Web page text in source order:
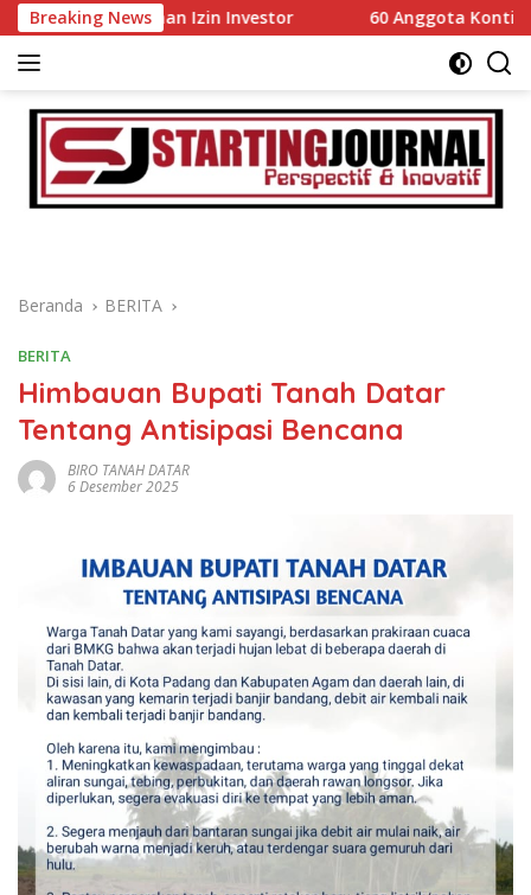
Langsung
ke
konten
Breaking News
Izin Investor 60 Anggota Kontingen Kwarcab
Beranda BERITA
BERITA
Himbauan Bupati Tanah Datar
Tentang Antisipasi Bencana
BIRO TANAH DATAR
6 Desember 2025